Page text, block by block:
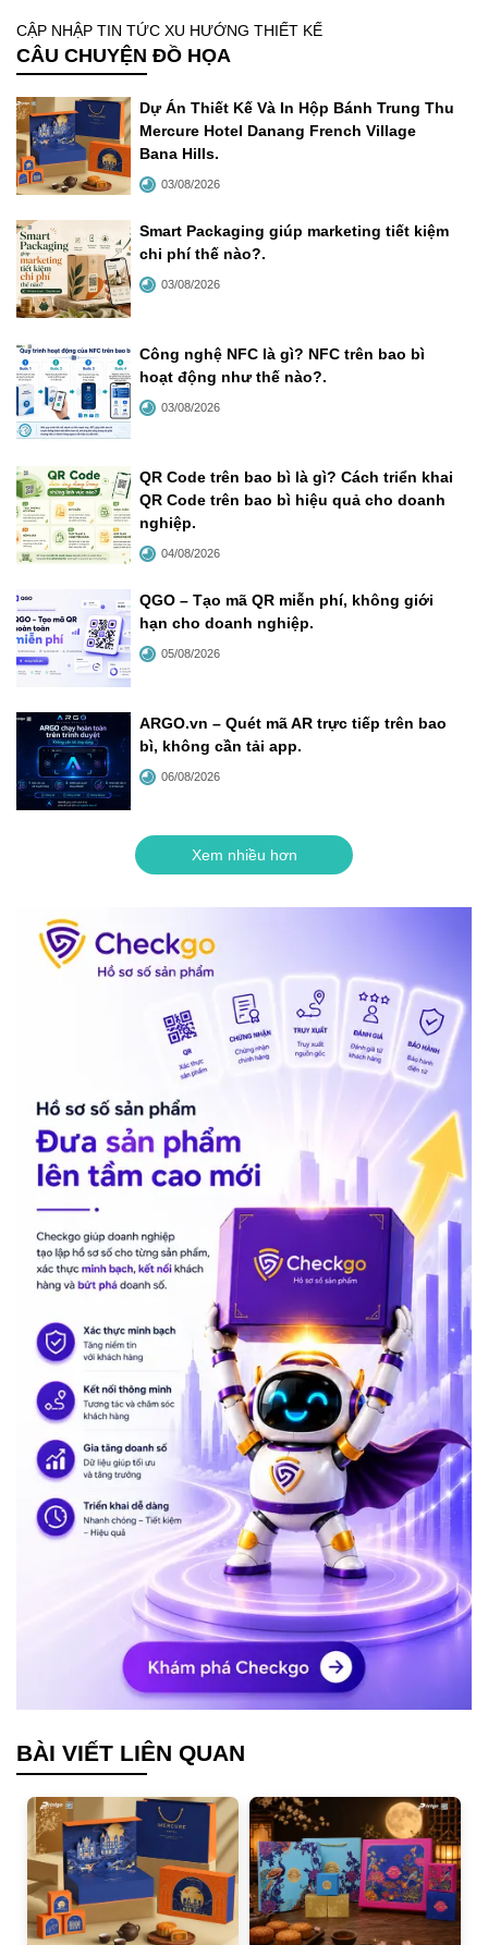
CẬP NHẬP TIN TỨC XU HƯỚNG THIẾT KẾ
CÂU CHUYỆN ĐỒ HỌA
Dự Án Thiết Kế Và In Hộp Bánh Trung Thu
Mercure Hotel Danang French Village
Bana Hills.
03/08/2026
Smart Packaging giúp marketing tiết kiệm
chi phí thế nào?.
03/08/2026
Công nghệ NFC là gì? NFC trên bao bì
hoạt động như thế nào?.
03/08/2026
QR Code trên bao bì là gì? Cách triển khai
QR Code trên bao bì hiệu quả cho doanh
nghiệp.
04/08/2026
QGO – Tạo mã QR miễn phí, không giới
hạn cho doanh nghiệp.
05/08/2026
ARGO.vn – Quét mã AR trực tiếp trên bao
bì, không cần tải app.
06/08/2026
Xem nhiều hơn
BÀI VIẾT LIÊN QUAN